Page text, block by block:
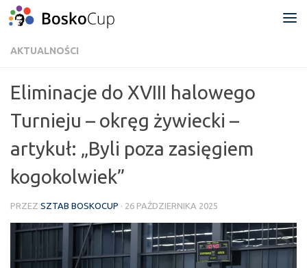
Przejdź do treści
AKTUALNOŚCI
Eliminacje do XVIII halowego
Turnieju – okręg żywiecki –
artykuł: „Byli poza zasięgiem
kogokolwiek”
PRZEZ SZTAB BOSKOCUP · 26 PAŹDZIERNIKA 2025